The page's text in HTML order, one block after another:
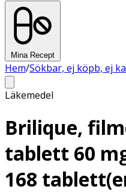
Mina Recept
Hem/Sökbar, ej köpb, ej
Läkemedel
Brilique,
tablett 60
168